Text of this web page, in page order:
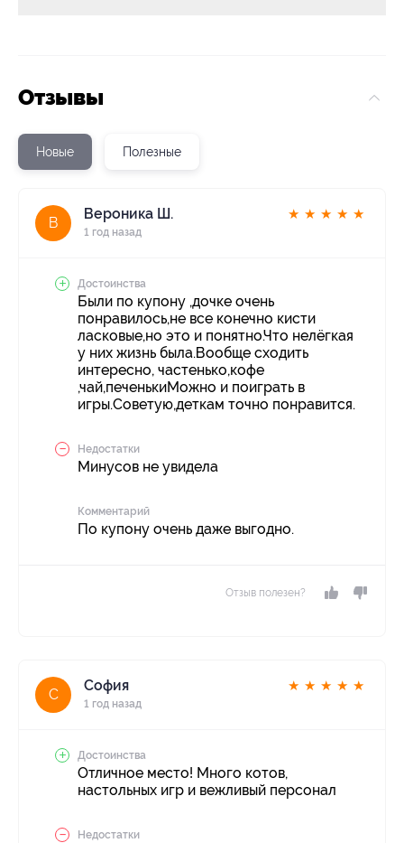
Отзывы
Новые Полезные
В
Вероника Ш.
1 год назад
★ ★ ★ ★ ★
Достоинства
Были по купону ,дочке очень
понравилось,не все конечно кисти
ласковые,но это и понятно.Что нелёгкая
у них жизнь была.Вообще сходить
интересно, частенько,кофе
,чай,печенькиМожно и поиграть в
игры.Советую,деткам точно понравится.
Недостатки
Минусов не увидела
Комментарий
По купону очень даже выгодно.
Отзыв полезен?
С
София
1 год назад
★ ★ ★ ★ ★
Достоинства
Отличное место! Много котов,
настольных игр и вежливый персонал
Недостатки